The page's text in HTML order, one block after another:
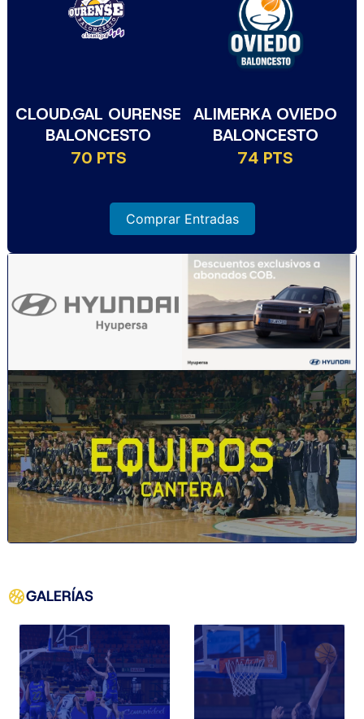
CLOUD.GAL OURENSE
BALONCESTO
70 PTS
ALIMERKA OVIEDO
BALONCESTO
74 PTS
Comprar Entradas
GALERÍAS